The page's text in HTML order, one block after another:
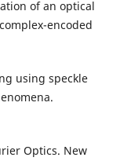
of an optical
encoded
using speckle
Optics. New